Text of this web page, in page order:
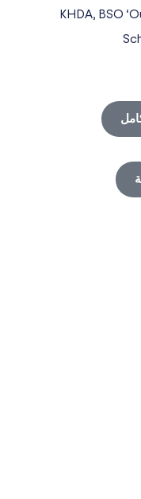
KHDA, BSO